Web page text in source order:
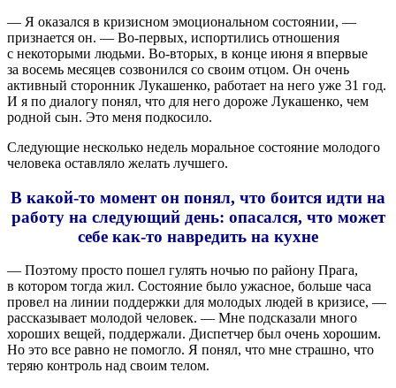
— Я оказался в кризисном эмоциональном состоянии, —
признается он. — Во-первых, испортились отношения
с некоторыми людьми. Во-вторых, в конце июня я впервые
за восемь месяцев созвонился со своим отцом. Он очень
активный сторонник Лукашенко, работает на него уже 31 год.
И я по диалогу понял, что для него дороже Лукашенко, чем
родной сын. Это меня подкосило.
Следующие несколько недель моральное состояние молодого
человека оставляло желать лучшего.
В какой-то момент он понял, что боится идти на
работу на следующий день: опасался, что может
себе как-то навредить на кухне
— Поэтому просто пошел гулять ночью по району Прага,
в котором тогда жил. Состояние было ужасное, больше часа
провел на линии поддержки для молодых людей в кризисе, —
рассказывает молодой человек. — Мне подсказали много
хороших вещей, поддержали. Диспетчер был очень хорошим.
Но это все равно не помогло. Я понял, что мне страшно, что
теряю контроль над своим телом.